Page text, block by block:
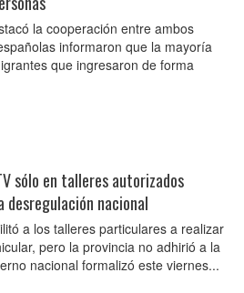
la cooperación entre ambos
informaron que la mayoría
que ingresaron de forma
sólo en talleres autorizados
desregulación nacional
a los talleres particulares a realizar
pero la provincia no adhirió a la
nacional formalizó este viernes...